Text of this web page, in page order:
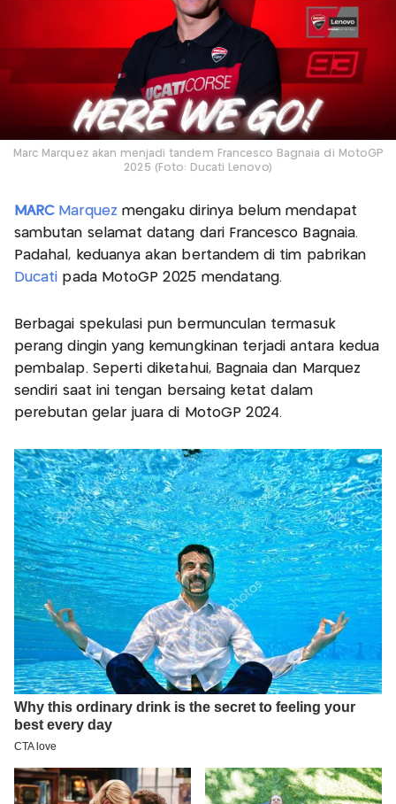
Marc Marquez akan menjadi tandem Francesco Bagnaia di MotoGP
2025 (Foto: Ducati Lenovo)
MARC Marquez mengaku dirinya belum mendapat
sambutan selamat datang dari Francesco Bagnaia.
Padahal, keduanya akan bertandem di tim pabrikan
Ducati pada MotoGP 2025 mendatang.
Berbagai spekulasi pun bermunculan termasuk
perang dingin yang kemungkinan terjadi antara kedua
pembalap. Seperti diketahui, Bagnaia dan Marquez
sendiri saat ini tengan bersaing ketat dalam
perebutan gelar juara di MotoGP 2024.